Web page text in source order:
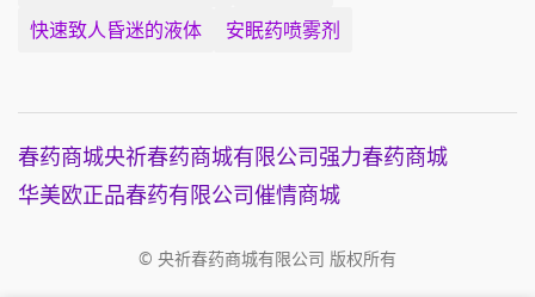
快速致人昏迷的液体
安眠药喷雾剂
春药商城央祈春药商城有限公司强力春药商城
华美欧正品春药有限公司催情商城
© 央祈春药商城有限公司 版权所有